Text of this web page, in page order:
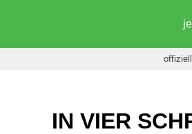
IN VIER